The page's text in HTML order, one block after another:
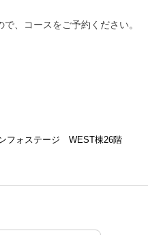
、コースをご予約ください。
フォステージ　WEST棟26階